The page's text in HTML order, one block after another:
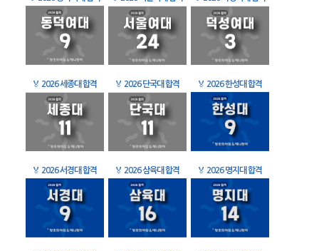
🏅 2026 세종대 합격 🏅 2026 단국대 합격 🏅 2026 한성대 합격
🏅 2026 서경대 합격 🏅 2026 삼육대 합격 🏅 2026 명지대 합격